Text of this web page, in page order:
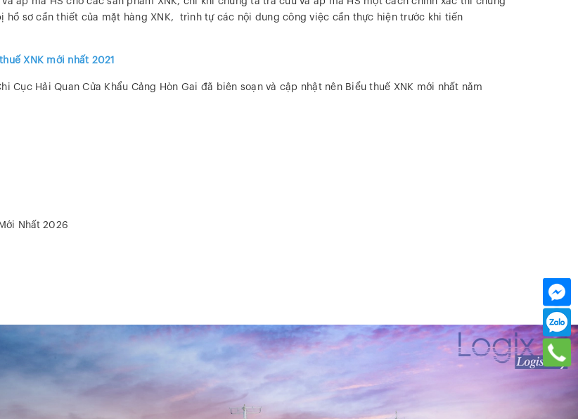
sơ cần thiết của mặt hàng XNK, trình tự các nội dung công việc cần thực hiện trước khi tiến
XNK mới nhất 2021
Hải Quan Cửa Khẩu Cảng Hòn Gai đã biên soạn và cập nhật nên Biểu thuế XNK mới nhất năm
Nhất 2026